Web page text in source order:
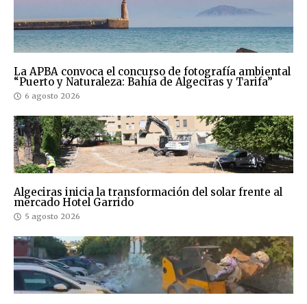
La APBA convoca el concurso de fotografía ambiental
“Puerto y Naturaleza: Bahía de Algeciras y Tarifa”
6 agosto 2026
Algeciras inicia la transformación del solar frente al
mercado Hotel Garrido
5 agosto 2026